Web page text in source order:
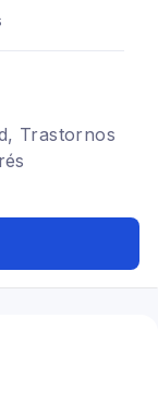
Trastornos